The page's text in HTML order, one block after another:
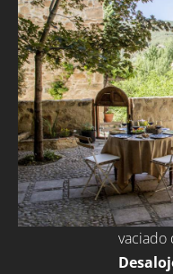
vaciado